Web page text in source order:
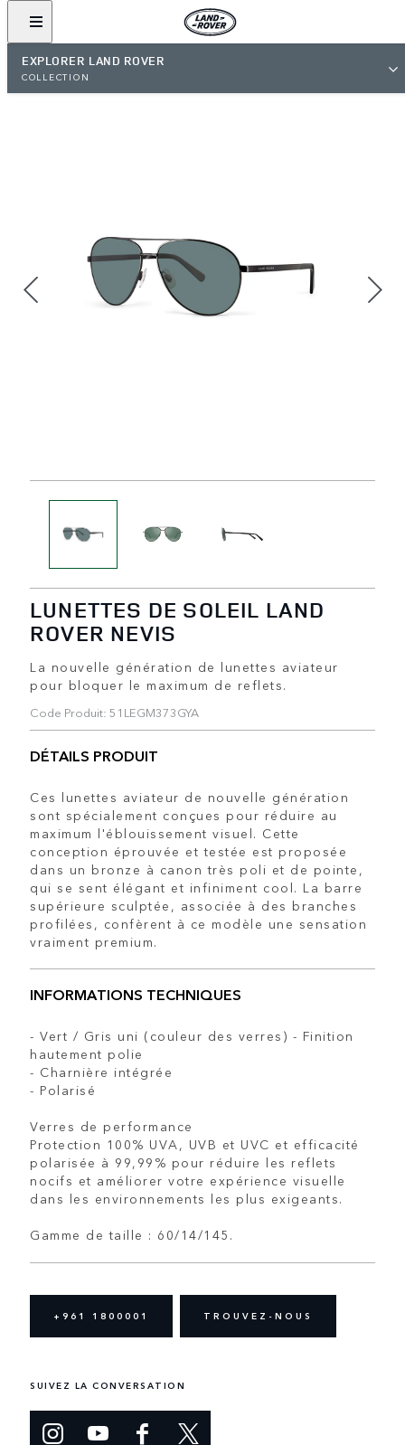
EXPLORER LAND ROVER
COLLECTION
LUNETTES DE SOLEIL LAND
ROVER NEVIS
La nouvelle génération de lunettes aviateur
pour bloquer le maximum de reflets.
Code Produit: 51LEGM373GYA
DÉTAILS PRODUIT
Ces lunettes aviateur de nouvelle génération
sont spécialement conçues pour réduire au
maximum l'éblouissement visuel. Cette
conception éprouvée et testée est proposée
dans un bronze à canon très poli et de pointe,
qui se sent élégant et infiniment cool. La barre
supérieure sculptée, associée à des branches
profilées, confèrent à ce modèle une sensation
vraiment premium.
INFORMATIONS TECHNIQUES
- Vert / Gris uni (couleur des verres) - Finition
hautement polie
- Charnière intégrée
- Polarisé
Verres de performance
Protection 100% UVA, UVB et UVC et efficacité
polarisée à 99,99% pour réduire les reflets
nocifs et améliorer votre expérience visuelle
dans les environnements les plus exigeants.
Gamme de taille : 60/14/145.
+961 1800001 TROUVEZ-NOUS
SUIVEZ LA CONVERSATION